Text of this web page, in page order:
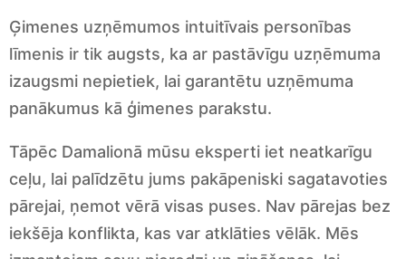
Ģimenes uzņēmumos intuitīvais personības
līmenis ir tik augsts, ka ar pastāvīgu uzņēmuma
izaugsmi nepietiek, lai garantētu uzņēmuma
panākumus kā ģimenes parakstu.
Tāpēc Damalionā mūsu eksperti iet neatkarīgu
ceļu, lai palīdzētu jums pakāpeniski sagatavoties
pārejai, ņemot vērā visas puses. Nav pārejas bez
iekšēja konflikta, kas var atklāties vēlāk. Mēs